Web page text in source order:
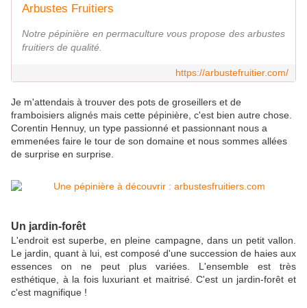
Arbustes Fruitiers
Notre pépinière en permaculture vous propose des arbustes
fruitiers de qualité.
https://arbustefruitier.com/
Je m'attendais à trouver des pots de groseillers et de
framboisiers alignés mais cette pépinière, c'est bien autre chose.
Corentin Hennuy, un type passionné et passionnant nous a
emmenées faire le tour de son domaine et nous sommes allées
de surprise en surprise.
Un jardin-forêt
L'endroit est superbe, en pleine campagne, dans un petit vallon.
Le jardin, quant à lui, est composé d'une succession de haies aux
essences on ne peut plus variées. L'ensemble est très
esthétique, à la fois luxuriant et maitrisé. C'est un jardin-forêt et
c'est magnifique !